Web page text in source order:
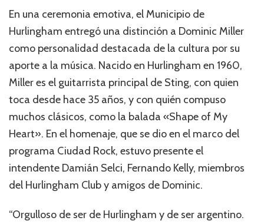
En una ceremonia emotiva, el Municipio de
Hurlingham entregó una distinción a Dominic Miller
como personalidad destacada de la cultura por su
aporte a la música. Nacido en Hurlingham en 1960,
Miller es el guitarrista principal de Sting, con quien
toca desde hace 35 años, y con quién compuso
muchos clásicos, como la balada «Shape of My
Heart». En el homenaje, que se dio en el marco del
programa Ciudad Rock, estuvo presente el
intendente Damián Selci, Fernando Kelly, miembros
del Hurlingham Club y amigos de Dominic.
“Orgulloso de ser de Hurlingham y de ser argentino.